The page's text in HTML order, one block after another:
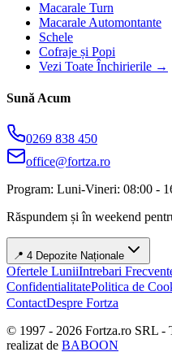
Macarale Turn
Macarale Automontante
Schele
Cofraje și Popi
Vezi Toate Închirierile →
Sună Acum
0269 838 450
office@fortza.ro
Program: Luni-Vineri: 08:00 -
Răspundem și în weekend
📍 4 Depozite Naționale
Ofertele LuniiIntrebari
ConfidentialitatePolitica de
ContactDespre Fortza
© 1997 - 2026 Fortza.ro SRL -
realizat de BABOON